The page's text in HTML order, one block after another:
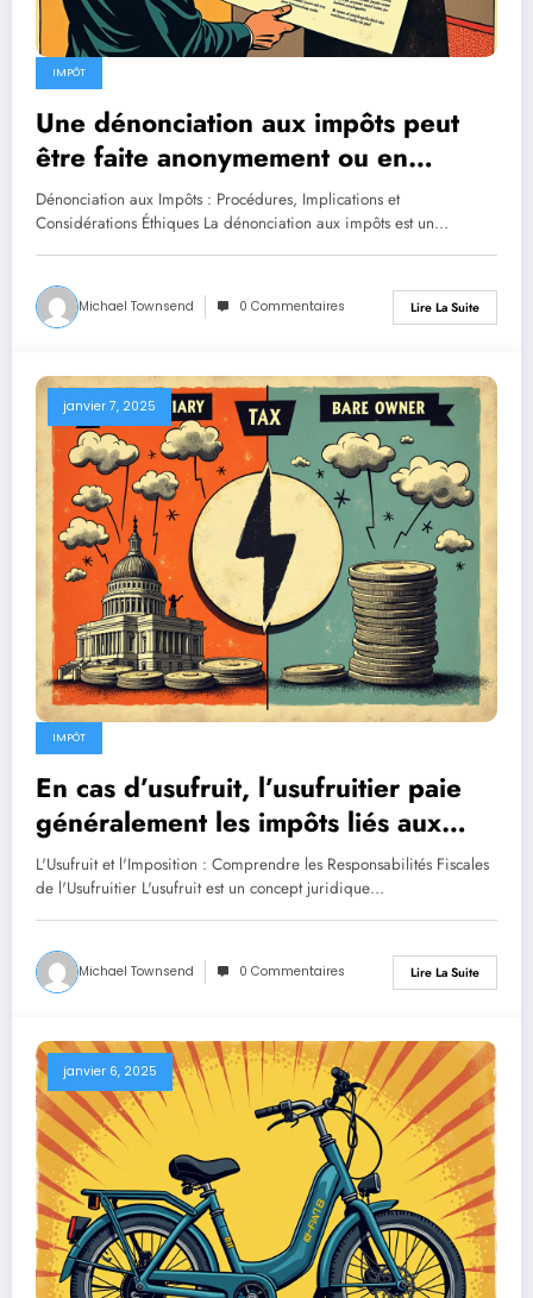
IMPÔT
Une dénonciation aux impôts peut
être faite anonymement ou en
fournissant des preuves détaillées.
Dénonciation aux Impôts : Procédures, Implications et
Considérations Éthiques La dénonciation aux impôts est un…
Michael Townsend 0 Commentaires Lire La Suite
janvier 7, 2025
IMPÔT
En cas d’usufruit, l’usufruitier paie
généralement les impôts liés aux
revenus générés par le bien.
L'Usufruit et l'Imposition : Comprendre les Responsabilités Fiscales
de l'Usufruitier L'usufruit est un concept juridique…
Michael Townsend 0 Commentaires Lire La Suite
janvier 6, 2025